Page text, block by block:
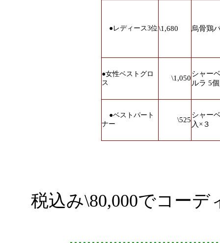
●レディース3位 \1,680 烏骨鶏
●女性ベストグロ
ス
\1,050
シャー
ルラ 5
●ベストパート
ナー
\525
シャー
入×３
税込み\80,000でコーデ